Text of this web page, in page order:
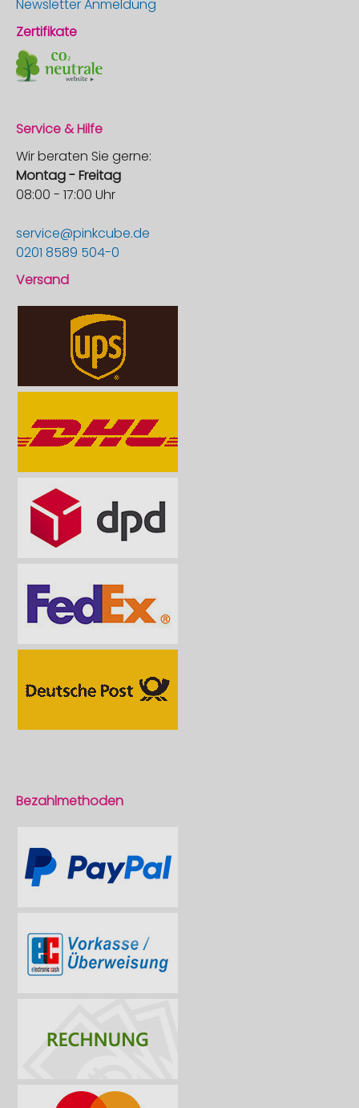
Newsletter Anmeldung
Zertifikate
Service & Hilfe
Wir beraten Sie gerne:
Montag - Freitag
08:00 - 17:00 Uhr
service@pinkcube.de
0201 8589 504-0
Versand
Bezahlmethoden